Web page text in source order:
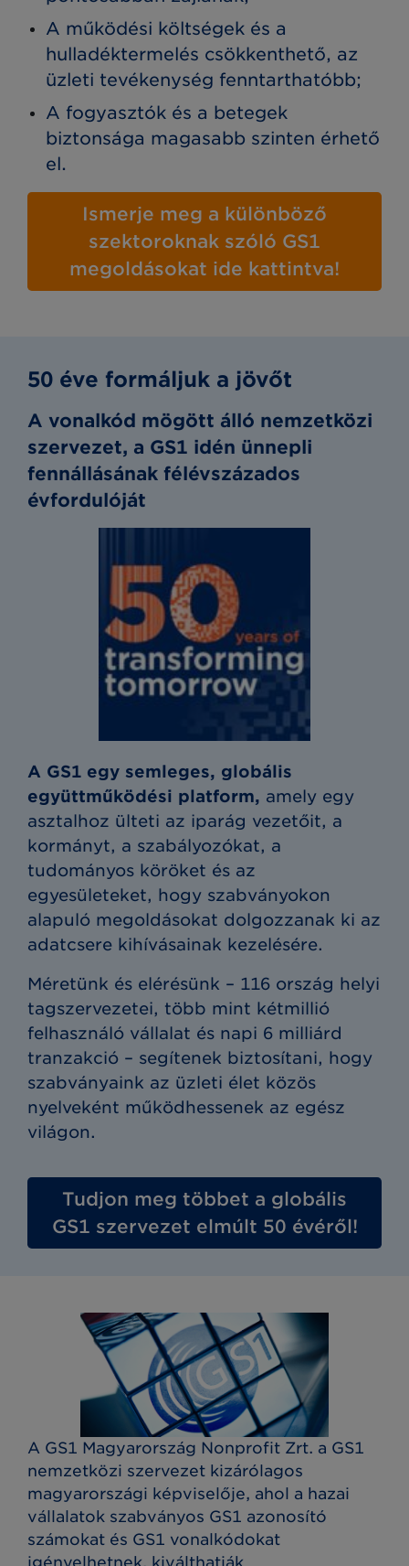
A működési költségek és a
hulladéktermelés csökkenthető, az
üzleti tevékenység fenntarthatóbb;
A fogyasztók és a betegek
biztonsága magasabb szinten érhető
el.
Ismerje meg a különböző
szektoroknak szóló GS1
megoldásokat ide kattintva!
50 éve formáljuk a jövőt
A vonalkód mögött álló nemzetközi
szervezet, a GS1 idén ünnepli
fennállásának félévszázados
évfordulóját
A GS1 egy semleges, globális
együttműködési platform, amely egy
asztalhoz ülteti az iparág vezetőit, a
kormányt, a szabályozókat, a
tudományos köröket és az
egyesületeket, hogy szabványokon
alapuló megoldásokat dolgozzanak ki az
adatcsere kihívásainak kezelésére.
Méretünk és elérésünk – 116 ország helyi
tagszervezetei, több mint kétmillió
felhasználó vállalat és napi 6 milliárd
tranzakció – segítenek biztosítani, hogy
szabványaink az üzleti élet közös
nyelveként működhessenek az egész
világon.
Tudjon meg többet a globális
GS1 szervezet elmúlt 50 évéről!
A GS1 Magyarország Nonprofit Zrt. a GS1
nemzetközi szervezet kizárólagos
magyarországi képviselője, ahol a hazai
vállalatok szabványos GS1 azonosító
számokat és GS1 vonalkódokat
igényelhetnek, kiválthatják